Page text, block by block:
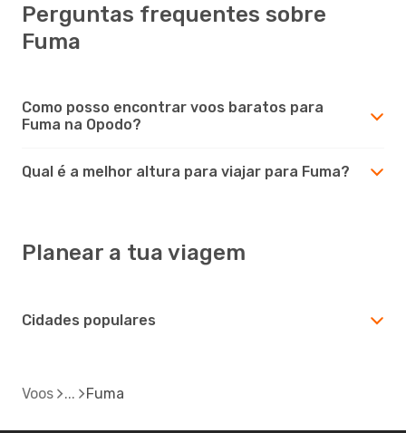
Perguntas frequentes sobre
Fuma
Como posso encontrar voos baratos para
Fuma na Opodo?
Qual é a melhor altura para viajar para Fuma?
Planear a tua viagem
Cidades populares
Voos Fuma